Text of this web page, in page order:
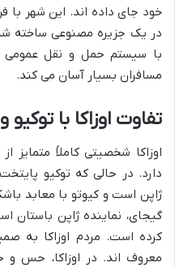
در یک جزیره مصنوعی ساخته
با سیستم حمل و نقل عمومی
مسافران بسیار آسان می کند.
تفاوت اوزاکا با توکیو
اوزاکا شخصیتی کاملاً متمایز
دارد. در حالی که توکیو
ژاپن است و کیوتو با معابد
گیجای، نماینده ژاپن باستان
کرده است. مردم اوزاکا به
معروف اند. در اوزاکا، حس و